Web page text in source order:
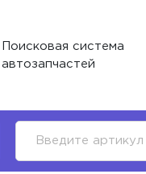
Поисковая система
автозапчастей